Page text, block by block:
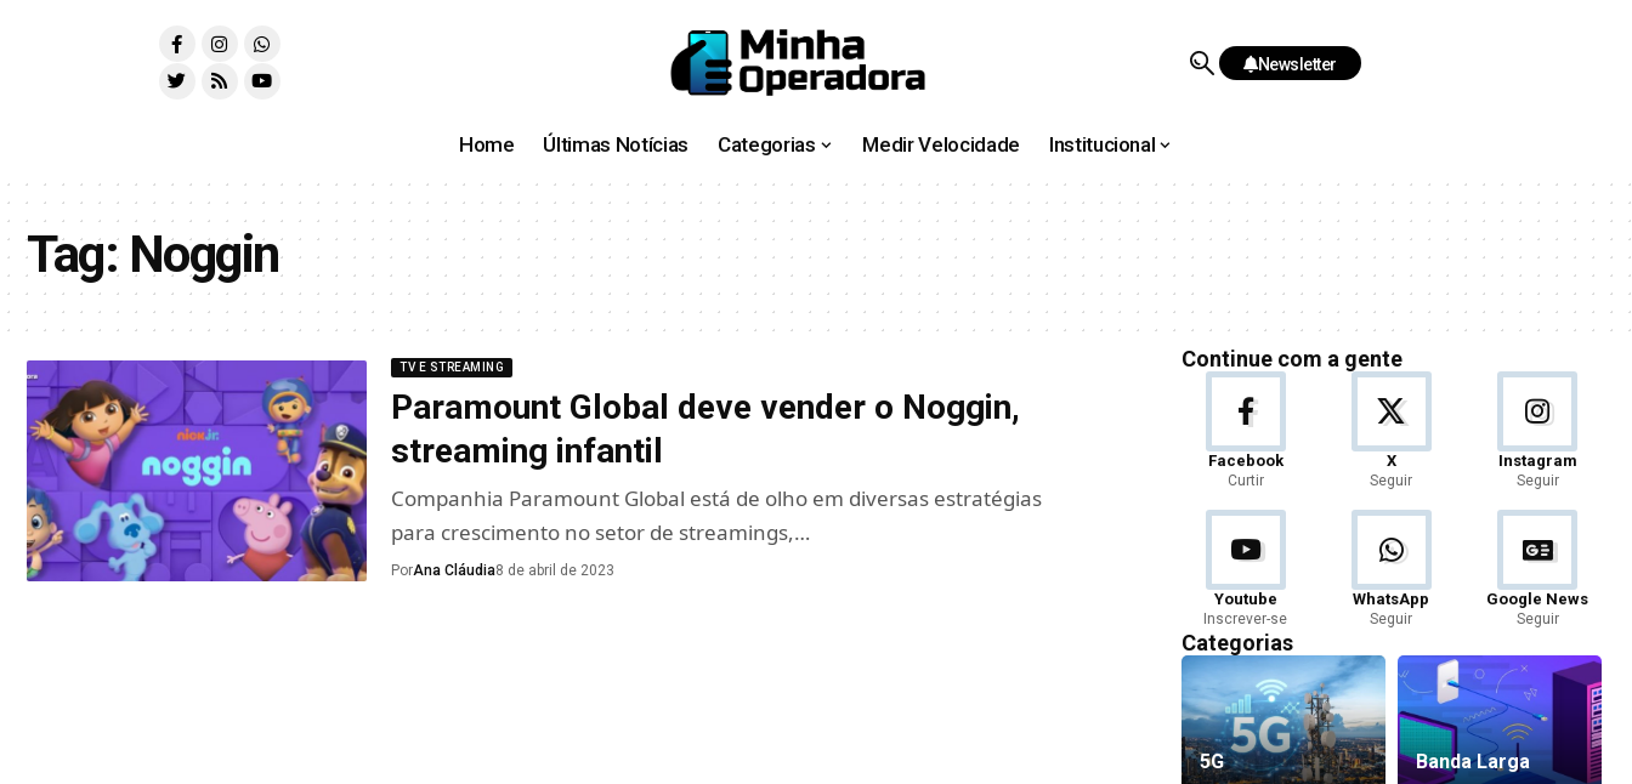
Newsletter
Home Últimas Notícias Categorias Medir Velocidade Institucional
Tag: Noggin
TV E STREAMING
Paramount Global deve vender o Noggin,
streaming infantil
Companhia Paramount Global está de olho em diversas estratégias
para crescimento no setor de streamings,…
PorAna Cláudia8 de abril de 2023
Continue com a gente
Facebook
Curtir
X
Seguir
Instagram
Seguir
Youtube
Inscrever-se
WhatsApp
Seguir
Google News
Seguir
Categorias
5G Banda Larga